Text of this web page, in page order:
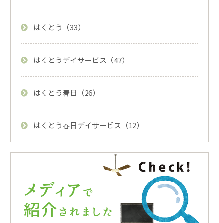
はくとう（33）
はくとうデイサービス（47）
はくとう春日（26）
はくとう春日デイサービス（12）